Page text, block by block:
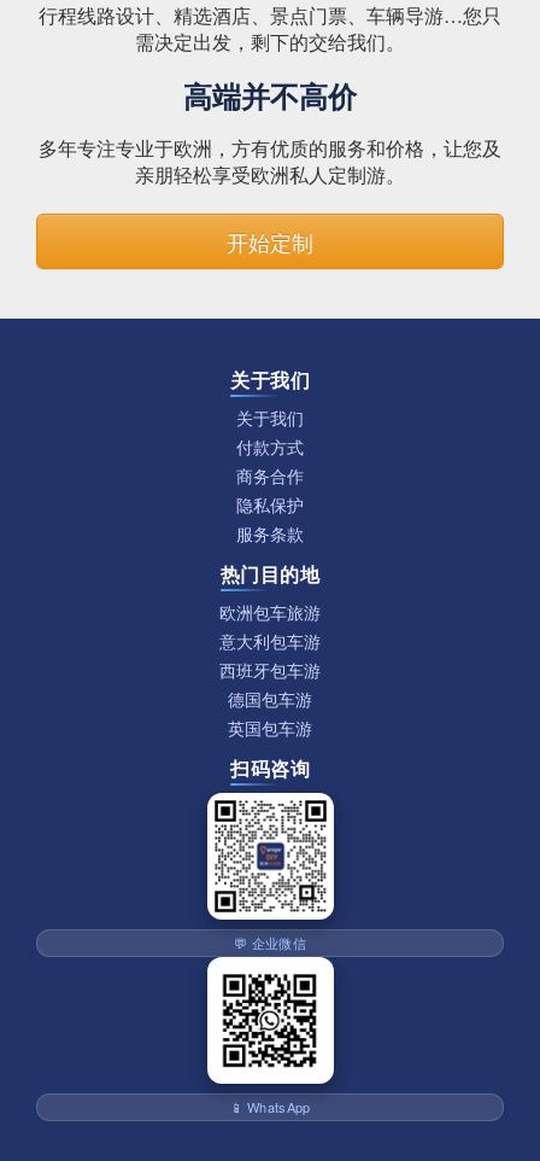
行程线路设计、精选酒店、景点门票、车辆导游…您只
需决定出发，剩下的交给我们。
高端并不高价
多年专注专业于欧洲，方有优质的服务和价格，让您及
亲朋轻松享受欧洲私人定制游。
开始定制
关于我们
关于我们
付款方式
商务合作
隐私保护
服务条款
热门目的地
欧洲包车旅游
意大利包车游
西班牙包车游
德国包车游
英国包车游
扫码咨询
💬 企业微信
📱 WhatsApp